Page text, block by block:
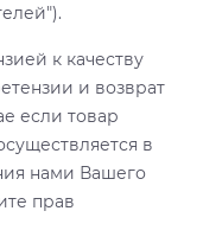
к качеству
и возврат
если товар
в
нами Вашего
прав